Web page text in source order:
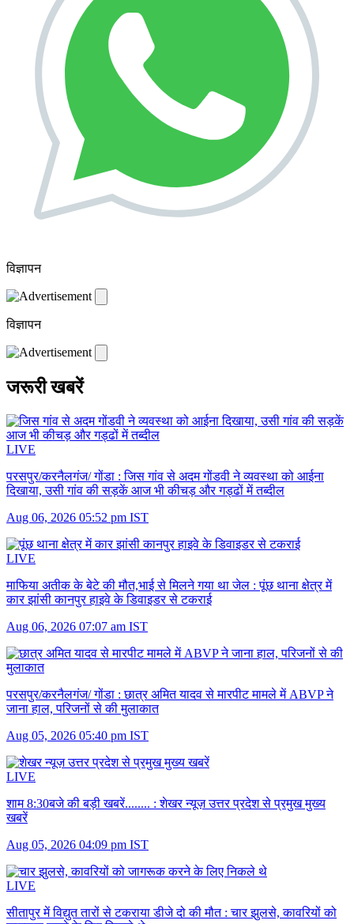
विज्ञापन
विज्ञापन
जरूरी खबरें
LIVE
परसपुर/करनैलगंज/ गोंडा : जिस गांव से अदम गोंडवी ने व्यवस्था को आईना
दिखाया, उसी गांव की सड़कें आज भी कीचड़ और गड्ढों में तब्दील
Aug 06, 2026 05:52 pm IST
LIVE
माफिया अतीक के बेटे की मौत,भाई से मिलने गया था जेल : पूंछ थाना क्षेत्र में
कार झांसी कानपुर हाइवे के डिवाइडर से टकराई
Aug 06, 2026 07:07 am IST
परसपुर/करनैलगंज/ गोंडा : छात्र अमित यादव से मारपीट मामले में ABVP ने
जाना हाल, परिजनों से की मुलाकात
Aug 05, 2026 05:40 pm IST
LIVE
शाम 8:30बजे की बड़ी खबरें........ : शेखर न्यूज़ उत्तर प्रदेश से प्रमुख मुख्य
खबरें
Aug 05, 2026 04:09 pm IST
LIVE
सीतापुर में विद्युत तारों से टकराया डीजे दो की मौत : चार झुलसे, कावरियों को